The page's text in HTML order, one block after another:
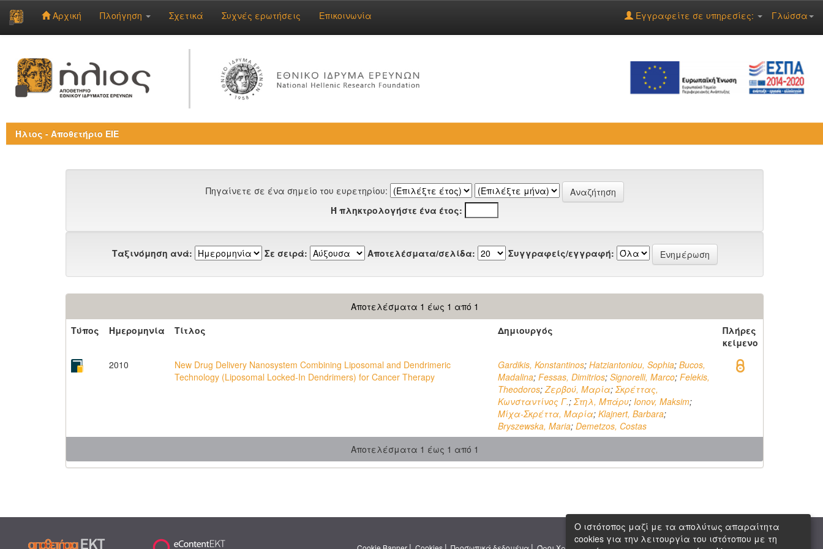
navigation
Αρχική Πλοήγηση Σχετικά Συχνές ερωτήσεις Επικοινωνία Γλώσσα
Εγγραφείτε σε υπηρεσίες:
Ήλιος - Αποθετήριο ΕΙΕ
Πηγαίνετε σε ένα σημείο του ευρετηρίου:
Ή πληκτρολογήστε ένα έτος:
Ταξινόμηση ανά: Σε σειρά: Αποτελέσματα/σελίδα: Συγγραφείς/εγγραφή:
Αποτελέσματα 1 έως 1 από 1
Τύπος
Ημερομηνία Τίτλος Δημιουργός
Πλήρες
κείμενο
2010
New Drug Delivery Nanosystem Combining Liposomal and Dendrimeric
Technology (Liposomal Locked-In Dendrimers) for Cancer Therapy
Gardikis, Konstantinos; Hatziantoniou, Sophia; Bucos,
Madalina; Fessas, Dimitrios; Signorelli, Marco; Felekis,
Theodoros;Ζερβού, Μαρία;Σκρέττας,
Κωνσταντίνος Γ.;Στηλ, Μπάρυ; Ionov, Maksim;
Μίχα-Σκρέττα, Μαρία; Klajnert, Barbara;
Bryszewska, Maria; Demetzos, Costas
Αποτελέσματα 1 έως 1 από 1
Ο ιστότοπος μαζί με τα απολύτως απαραίτητα
cookies για την λειτουργία του ιστότοπου με τη